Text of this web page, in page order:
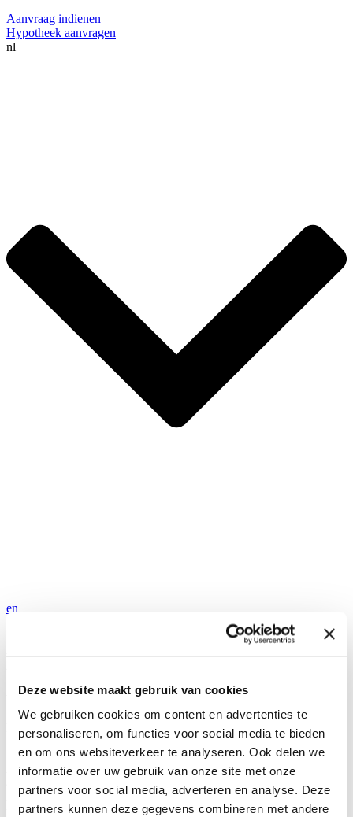
Deze website maakt gebruik van cookies
We gebruiken cookies om content en advertenties te
personaliseren, om functies voor social media te bieden
en om ons websiteverkeer te analyseren. Ook delen we
informatie over uw gebruik van onze site met onze
partners voor social media, adverteren en analyse. Deze
partners kunnen deze gegevens combineren met andere
Aanvraag indienen
Hypotheek aanvragen
nl
en
Vandaag stellen wij een van de medewerkers van Hyra Hypotheken
voor. Maak kennis met Aroen. Sommigen van u zullen al telefonisch
kennis hebben gemaakt met Aroen, bij het doen van een aanvraag
bij Hyra Hypotheken.
Aroen is sinds het begin betrokken bij Hyra Hypotheken. Hij heeft
al vele jaren ervaring als hypotheekacceptant in de residentiële
hypothekenmarkt, maar kreeg nu de kans om ook in de buy-to-let
markt aan de slag te gaan. Een kans die hij met beide handen heeft